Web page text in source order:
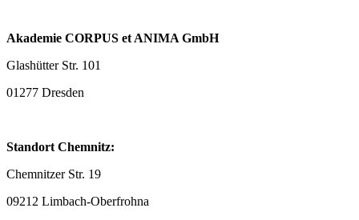
Akademie CORPUS et ANIMA GmbH
Glashütter Str. 101
01277 Dresden
Standort Chemnitz:
Chemnitzer Str. 19
09212 Limbach-Oberfrohna